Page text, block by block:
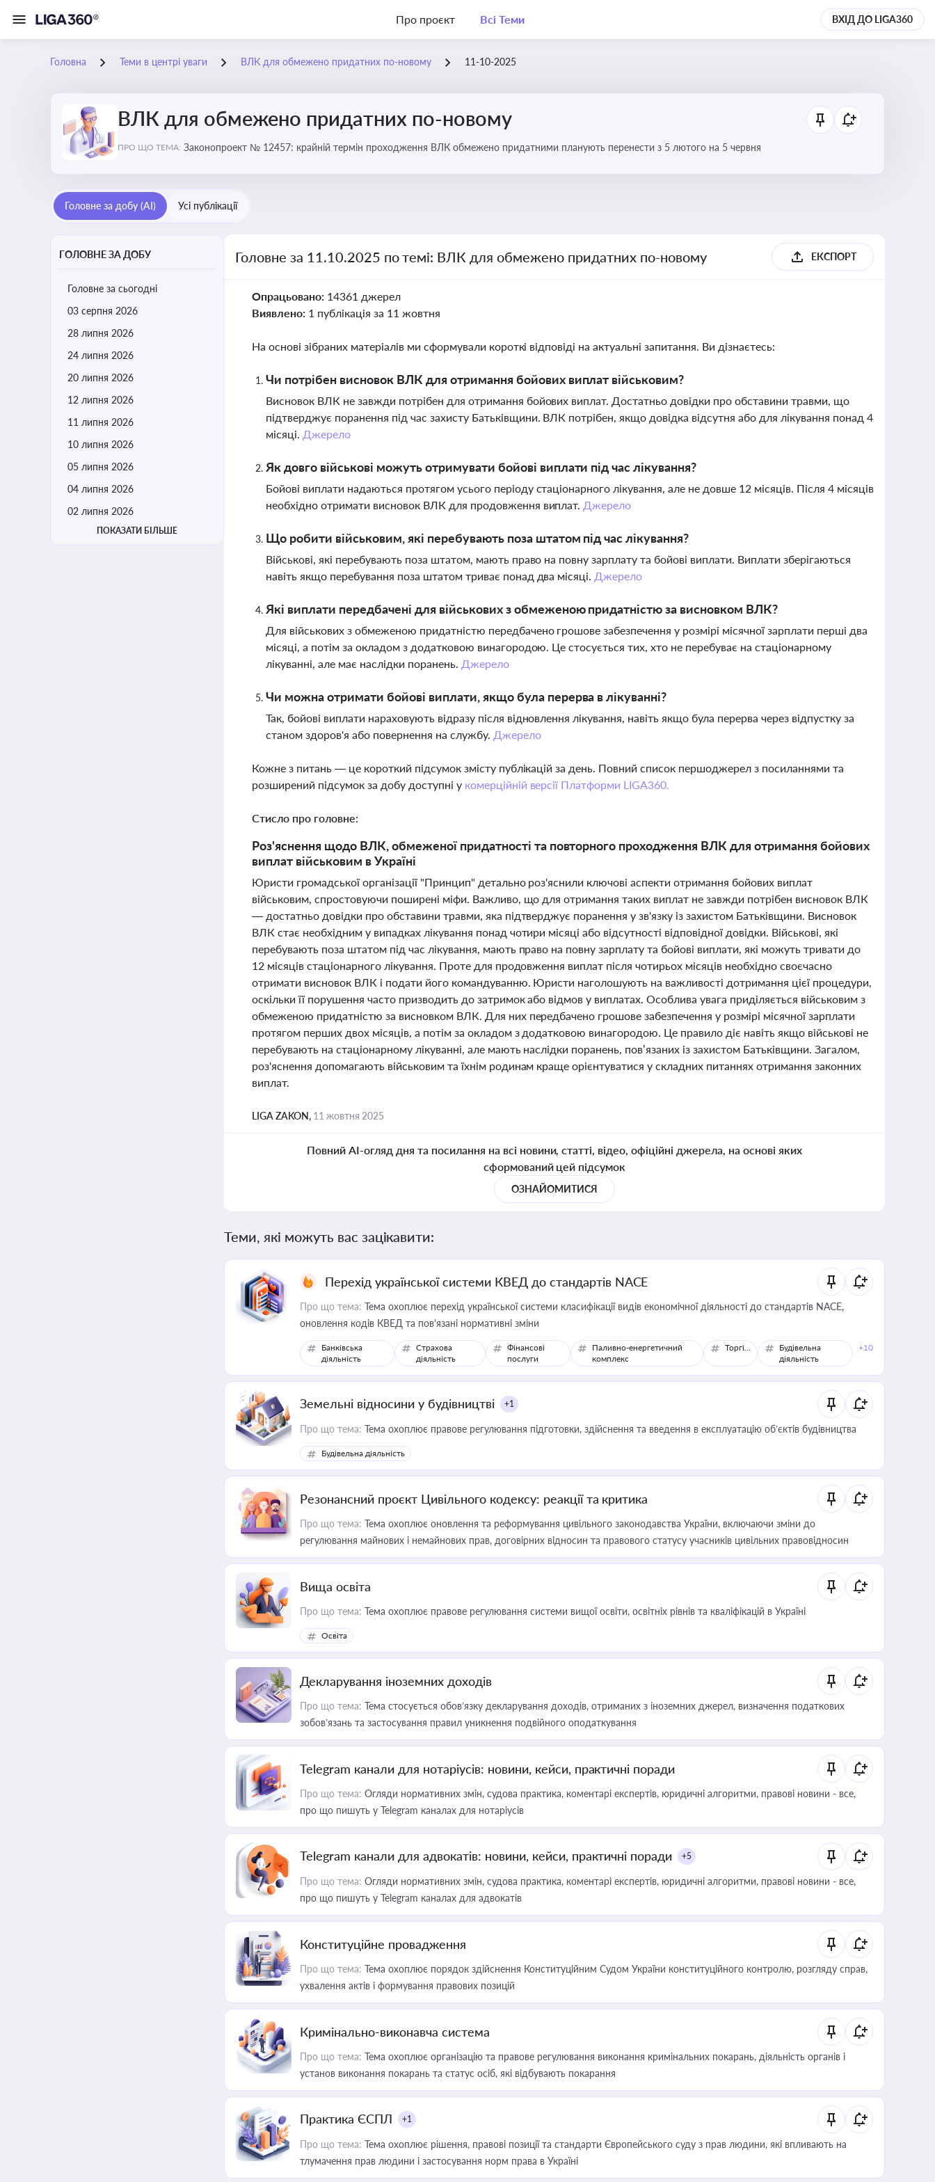
Про проєкт Всі Теми ВХІД ДО LIGA360
Головна Теми в центрі уваги ВЛК для обмежено придатних по-новому 11-10-2025
ВЛК для обмежено придатних по-новому
ПРО ЩО ТЕМА: Законопроект № 12457: крайній термін проходження ВЛК обмежено придатними планують перенести з 5 лютого на 5 червня
Головне за добу (AI) Усі публікації
ГОЛОВНЕ ЗА ДОБУ
Головне за сьогодні
03 серпня 2026
28 липня 2026
24 липня 2026
20 липня 2026
12 липня 2026
11 липня 2026
10 липня 2026
05 липня 2026
04 липня 2026
02 липня 2026
ПОКАЗАТИ БІЛЬШЕ
Головне за 11.10.2025 по темі: ВЛК для обмежено придатних по-новому ЕКСПОРТ
Опрацьовано: 14361 джерел
Виявлено: 1 публікація за 11 жовтня
На основі зібраних матеріалів ми сформували короткі відповіді на актуальні запитання. Ви дізнаєтесь:
Чи потрібен висновок ВЛК для отримання бойових виплат військовим?
Висновок ВЛК не завжди потрібен для отримання бойових виплат. Достатньо довідки про обставини травми, що
підтверджує поранення під час захисту Батьківщини. ВЛК потрібен, якщо довідка відсутня або для лікування понад 4
місяці. Джерело
Як довго військові можуть отримувати бойові виплати під час лікування?
Бойові виплати надаються протягом усього періоду стаціонарного лікування, але не довше 12 місяців. Після 4 місяців
необхідно отримати висновок ВЛК для продовження виплат. Джерело
Що робити військовим, які перебувають поза штатом під час лікування?
Військові, які перебувають поза штатом, мають право на повну зарплату та бойові виплати. Виплати зберігаються
навіть якщо перебування поза штатом триває понад два місяці. Джерело
Які виплати передбачені для військових з обмеженою придатністю за висновком ВЛК?
Для військових з обмеженою придатністю передбачено грошове забезпечення у розмірі місячної зарплати перші два
місяці, а потім за окладом з додатковою винагородою. Це стосується тих, хто не перебуває на стаціонарному
лікуванні, але має наслідки поранень. Джерело
Чи можна отримати бойові виплати, якщо була перерва в лікуванні?
Так, бойові виплати нараховують відразу після відновлення лікування, навіть якщо була перерва через відпустку за
станом здоров'я або повернення на службу. Джерело
Кожне з питань — це короткий підсумок змісту публікацій за день. Повний список першоджерел з посиланнями та
розширений підсумок за добу доступні у комерційній версії Платформи LIGA360.
Стисло про головне:
Роз'яснення щодо ВЛК, обмеженої придатності та повторного проходження ВЛК для отримання бойових
виплат військовим в Україні
Юристи громадської організації "Принцип" детально роз'яснили ключові аспекти отримання бойових виплат
військовим, спростовуючи поширені міфи. Важливо, що для отримання таких виплат не завжди потрібен висновок ВЛК
— достатньо довідки про обставини травми, яка підтверджує поранення у зв'язку із захистом Батьківщини. Висновок
ВЛК стає необхідним у випадках лікування понад чотири місяці або відсутності відповідної довідки. Військові, які
перебувають поза штатом під час лікування, мають право на повну зарплату та бойові виплати, які можуть тривати до
12 місяців стаціонарного лікування. Проте для продовження виплат після чотирьох місяців необхідно своєчасно
отримати висновок ВЛК і подати його командуванню. Юристи наголошують на важливості дотримання цієї процедури,
оскільки її порушення часто призводить до затримок або відмов у виплатах. Особлива увага приділяється військовим з
обмеженою придатністю за висновком ВЛК. Для них передбачено грошове забезпечення у розмірі місячної зарплати
протягом перших двох місяців, а потім за окладом з додатковою винагородою. Це правило діє навіть якщо військові не
перебувають на стаціонарному лікуванні, але мають наслідки поранень, пов’язаних із захистом Батьківщини. Загалом,
роз'яснення допомагають військовим та їхнім родинам краще орієнтуватися у складних питаннях отримання законних
виплат.
LIGA ZAKON, 11 жовтня 2025
Повний AI-огляд дня та посилання на всі новини, статті, відео, офіційні джерела, на основі яких
сформований цей підсумок
ОЗНАЙОМИТИСЯ
Теми, які можуть вас зацікавити:
Перехід української системи КВЕД до стандартів NACE
Про що тема: Тема охоплює перехід української системи класифікації видів економічної діяльності до стандартів NACE,
оновлення кодів КВЕД та пов'язані нормативні зміни
Банківська
діяльність
Страхова
діяльність
Фінансові
послуги
Паливно-енергетичний
комплекс
Торгівля
Будівельна
діяльність
+10
Земельні відносини у будівництві +1
Про що тема: Тема охоплює правове регулювання підготовки, здійснення та введення в експлуатацію об’єктів будівництва
Будівельна діяльність
Резонансний проєкт Цивільного кодексу: реакції та критика
Про що тема: Тема охоплює оновлення та реформування цивільного законодавства України, включаючи зміни до
регулювання майнових і немайнових прав, договірних відносин та правового статусу учасників цивільних правовідносин
Вища освіта
Про що тема: Тема охоплює правове регулювання системи вищої освіти, освітніх рівнів та кваліфікацій в Україні
Освіта
Декларування іноземних доходів
Про що тема: Тема стосується обов’язку декларування доходів, отриманих з іноземних джерел, визначення податкових
зобов’язань та застосування правил уникнення подвійного оподаткування
Telegram канали для нотаріусів: новини, кейси, практичні поради
Про що тема: Огляди нормативних змін, судова практика, коментарі експертів, юридичні алгоритми, правові новини - все,
про що пишуть у Telegram каналах для нотаріусів
Telegram канали для адвокатів: новини, кейси, практичні поради +5
Про що тема: Огляди нормативних змін, судова практика, коментарі експертів, юридичні алгоритми, правові новини - все,
про що пишуть у Telegram каналах для адвокатів
Конституційне провадження
Про що тема: Тема охоплює порядок здійснення Конституційним Судом України конституційного контролю, розгляду справ,
ухвалення актів і формування правових позицій
Кримінально-виконавча система
Про що тема: Тема охоплює організацію та правове регулювання виконання кримінальних покарань, діяльність органів і
установ виконання покарань та статус осіб, які відбувають покарання
Практика ЄСПЛ +1
Про що тема: Тема охоплює рішення, правові позиції та стандарти Європейського суду з прав людини, які впливають на
тлумачення прав людини і застосування норм права в Україні